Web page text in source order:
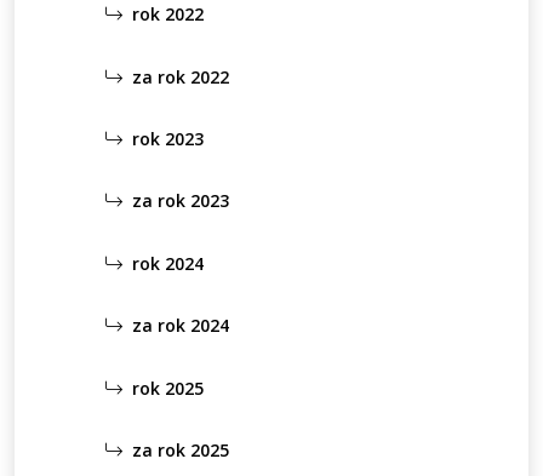
rok 2022
za rok 2022
rok 2023
za rok 2023
rok 2024
za rok 2024
rok 2025
za rok 2025